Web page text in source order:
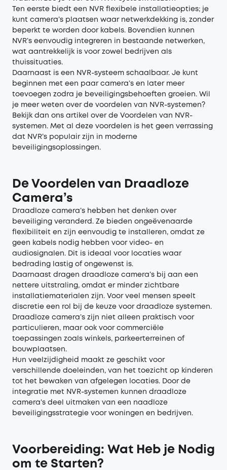
Ten eerste biedt een NVR flexibele installatieopties; je
kunt camera’s plaatsen waar netwerkdekking is, zonder
beperkt te worden door kabels. Bovendien kunnen
NVR’s eenvoudig integreren in bestaande netwerken,
wat aantrekkelijk is voor zowel bedrijven als
thuissituaties.
Daarnaast is een NVR-systeem schaalbaar. Je kunt
beginnen met een paar camera’s en later meer
toevoegen zodra je beveiligingsbehoeften groeien. Wil
je meer weten over de voordelen van NVR-systemen?
Bekijk dan ons artikel over de Voordelen van NVR-
systemen. Met al deze voordelen is het geen verrassing
dat NVR’s populair zijn in moderne
beveiligingsoplossingen.
De Voordelen van Draadloze
Camera’s
Draadloze camera’s hebben het denken over
beveiliging veranderd. Ze bieden ongeëvenaarde
flexibiliteit en zijn eenvoudig te installeren, omdat ze
geen kabels nodig hebben voor video- en
audiosignalen. Dit is ideaal voor locaties waar
bedrading lastig of ongewenst is.
Daarnaast dragen draadloze camera’s bij aan een
nettere uitstraling, omdat er minder zichtbare
installatiematerialen zijn. Voor veel mensen speelt
discretie een rol bij de keuze voor draadloze systemen.
Draadloze camera’s zijn niet alleen praktisch voor
particulieren, maar ook voor commerciële
toepassingen zoals winkels, parkeerterreinen of
bouwplaatsen.
Hun veelzijdigheid maakt ze geschikt voor
verschillende doeleinden, van het toezicht op kinderen
tot het bewaken van afgelegen locaties. Door de
integratie met NVR-systemen kunnen draadloze
camera’s deel uitmaken van een naadloze
beveiligingsstrategie voor woningen en bedrijven.
Voorbereiding: Wat Heb je Nodig
om te Starten?